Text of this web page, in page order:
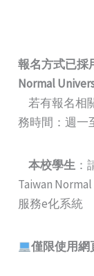
報名方式已採
Normal
若有報名相
務時間：週一
本校學生：
Taiwan
服務e化系統
僅限使用網